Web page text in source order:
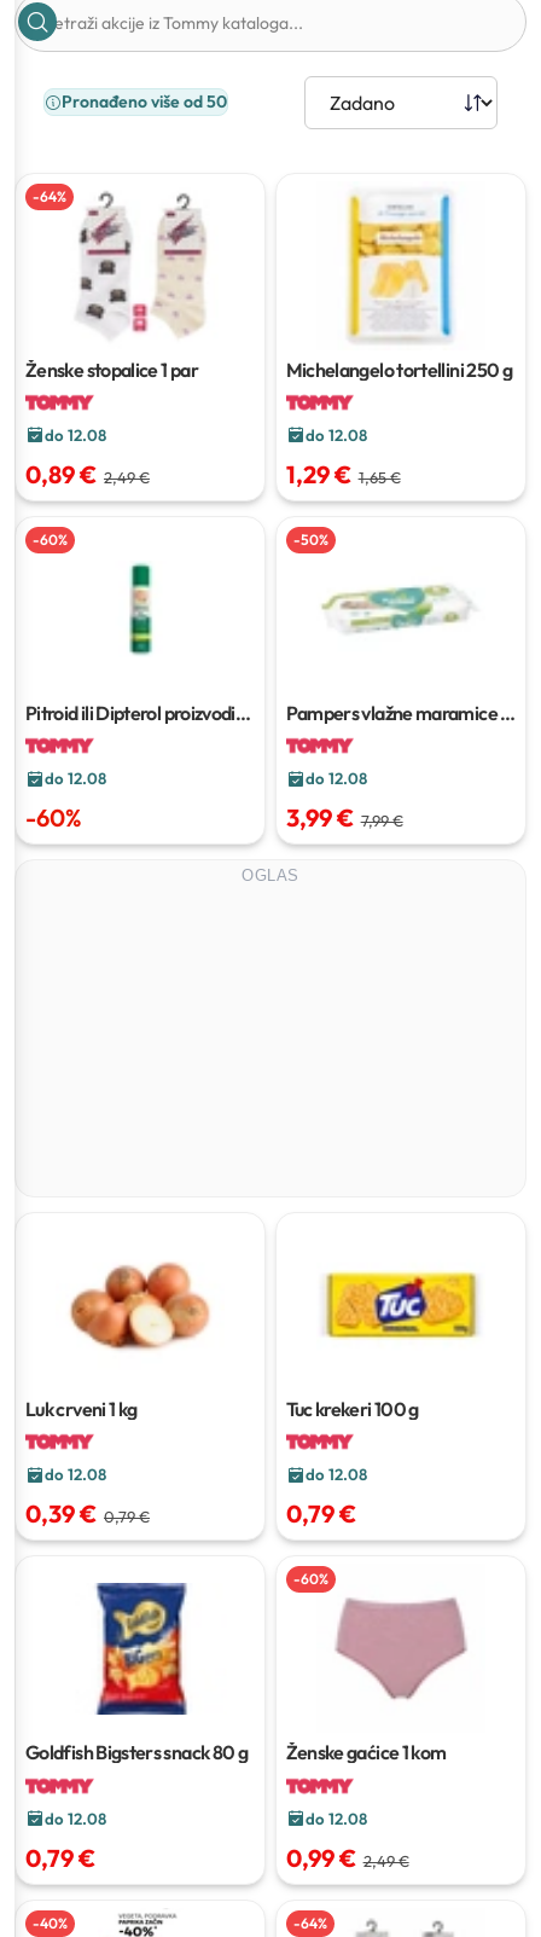
Pronađeno više od 50
-64%
Ženske stopalice1 par
do 12.08
0,89 € 2,49 €
Michelangelo tortellini250 g
do 12.08
1,29 € 1,65 €
-60%
Pitroid ili Dipterol proizvodi
protiv insekata
do 12.08
-60%
-50%
Pampers vlažne maramice4
x 52 kom
do 12.08
3,99 € 7,99 €
OGLAS
Luk crveni1 kg
do 12.08
0,39 € 0,79 €
Tuc krekeri100 g
do 12.08
0,79 €
Goldfish Bigsters snack80 g
do 12.08
0,79 €
-60%
Ženske gaćice1 kom
do 12.08
0,99 € 2,49 €
-40% -64%